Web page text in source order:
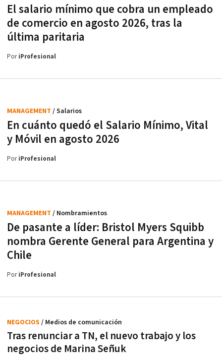
El salario mínimo que cobra un empleado
de comercio en agosto 2026, tras la
última paritaria
PoriProfesional
En cuánto quedó el Salario Mínimo, Vital
y Móvil en agosto 2026
MANAGEMENT / Salarios
PoriProfesional
De pasante a líder: Bristol Myers Squibb
nombra Gerente General para Argentina y
Chile
MANAGEMENT / Nombramientos
PoriProfesional
Tras renunciar a TN, el nuevo trabajo y los
negocios de Marina Señuk
NEGOCIOS / Medios de comunicación